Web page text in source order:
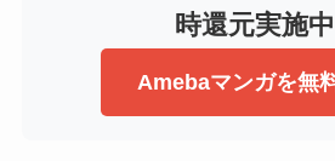
時還元実施
Amebaマンガを無